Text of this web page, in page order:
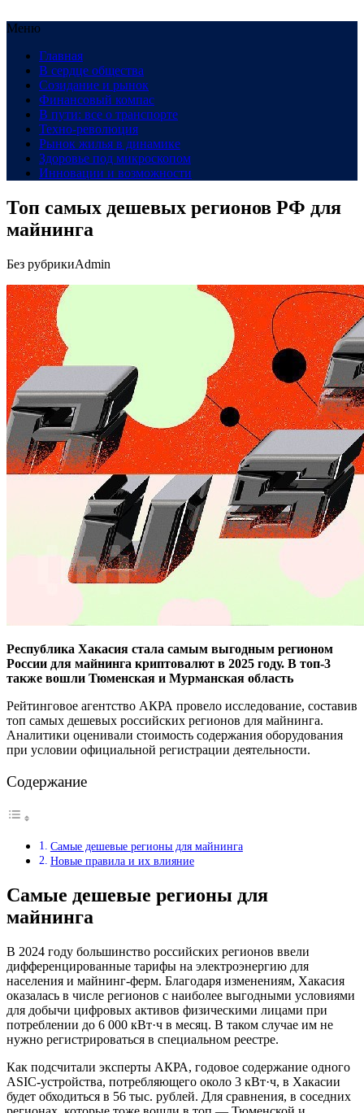
Меню
Главная
В сердце общества
Созидание и рынок
Финансовый компас
В пути: все о транспорте
Техно-революция
Рынок жилья в динамике
Здоровье под микроскопом
Инновации и возможности
Топ самых дешевых регионов РФ для
майнинга
Без рубрикиAdmin
Республика Хакасия стала самым выгодным регионом
России для майнинга криптовалют в 2025 году. В топ-3
также вошли Тюменская и Мурманская область
Рейтинговое агентство АКРА провело исследование, составив
топ самых дешевых российских регионов для майнинга.
Аналитики оценивали стоимость содержания оборудования
при условии официальной регистрации деятельности.
Содержание
Самые дешевые регионы для майнинга
Новые правила и их влияние
Самые дешевые регионы для
майнинга
В 2024 году большинство российских регионов ввели
дифференцированные тарифы на электроэнергию для
населения и майнинг-ферм. Благодаря изменениям, Хакасия
оказалась в числе регионов с наиболее выгодными условиями
для добычи цифровых активов физическими лицами при
потреблении до 6 000 кВт·ч в месяц. В таком случае им не
нужно регистрироваться в специальном реестре.
Как подсчитали эксперты АКРА, годовое содержание одного
ASIC-устройства, потребляющего около 3 кВт·ч, в Хакасии
будет обходиться в 56 тыс. рублей. Для сравнения, в соседних